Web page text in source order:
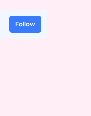
Follow